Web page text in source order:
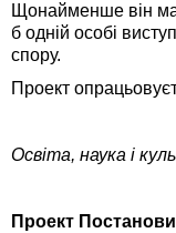
Щонайменше він
б одній особі
спору.
Проект
Освіта, наука і
Проект